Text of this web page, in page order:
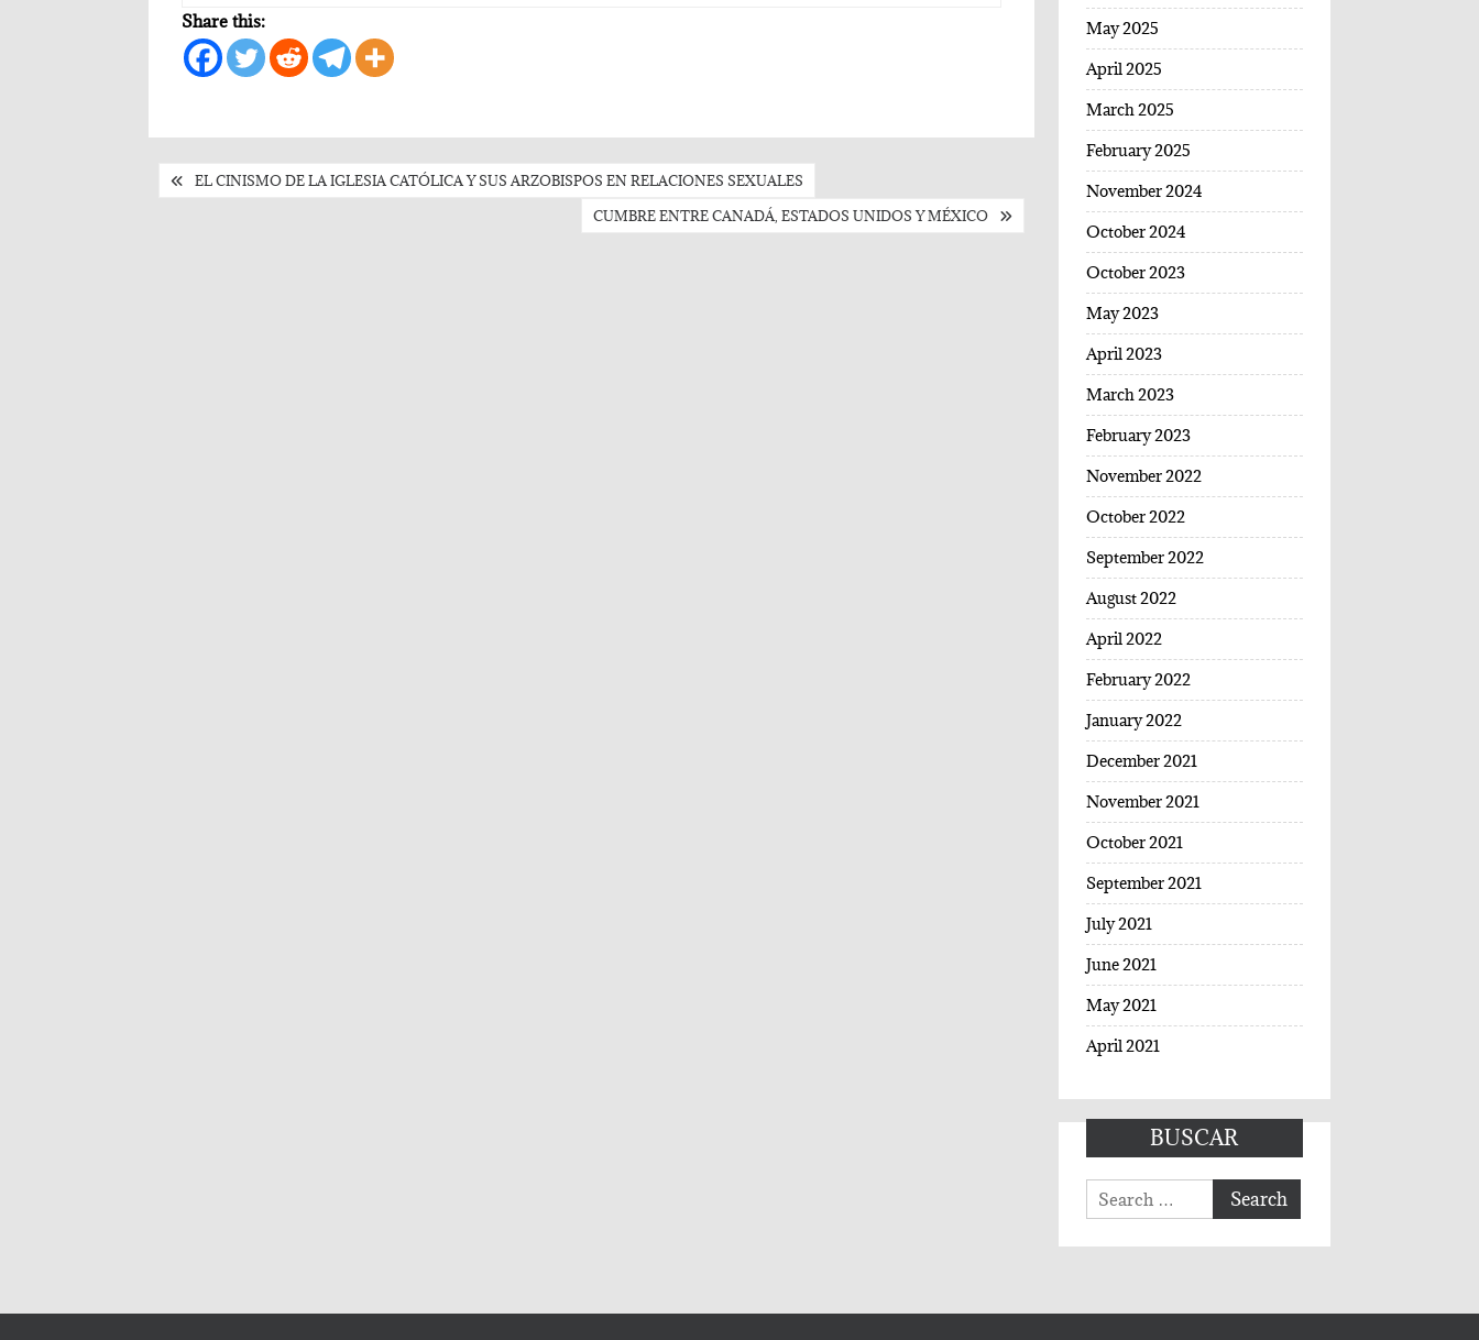
Share this:
PostEL CINISMO DE LA IGLESIA CATÓLICA Y SUS ARZOBISPOS EN RELACIONES SEXUALES
CUMBRE ENTRE CANADÁ, ESTADOS UNIDOS Y MÉXICO
May 2025
April 2025
March 2025
February 2025
November 2024
October 2024
October 2023
May 2023
April 2023
March 2023
February 2023
November 2022
October 2022
September 2022
August 2022
April 2022
February 2022
January 2022
December 2021
November 2021
October 2021
September 2021
July 2021
June 2021
May 2021
April 2021
BUSCAR
Search
for: